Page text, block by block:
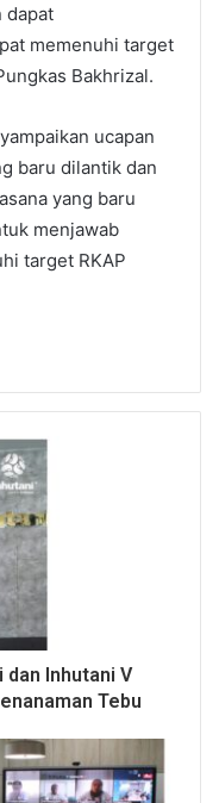
dapat
memenuhi target
Bakhrizal.
ucapan
baru dilantik dan
yang baru
menjawab
target RKAP
Inhutani V
Tebu